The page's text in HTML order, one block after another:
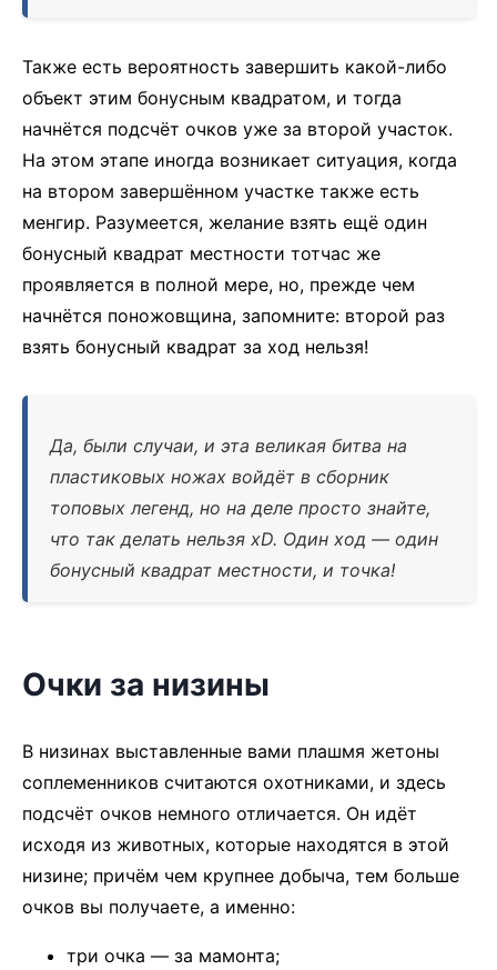
Также есть вероятность завершить какой-либо
объект этим бонусным квадратом, и тогда
начнётся подсчёт очков уже за второй участок.
На этом этапе иногда возникает ситуация, когда
на втором завершённом участке также есть
менгир. Разумеется, желание взять ещё один
бонусный квадрат местности тотчас же
проявляется в полной мере, но, прежде чем
начнётся поножовщина, запомните: второй раз
взять бонусный квадрат за ход нельзя!
Да, были случаи, и эта великая битва на
пластиковых ножах войдёт в сборник
топовых легенд, но на деле просто знайте,
что так делать нельзя xD. Один ход — один
бонусный квадрат местности, и точка!
Очки за низины
В низинах выставленные вами плашмя жетоны
соплеменников считаются охотниками, и здесь
подсчёт очков немного отличается. Он идёт
исходя из животных, которые находятся в этой
низине; причём чем крупнее добыча, тем больше
очков вы получаете, а именно:
три очка — за мамонта;